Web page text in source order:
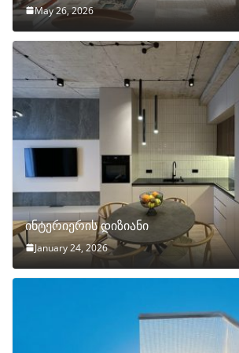
May 26, 2026
ინტერიერის დიზიანი
January 24, 2026